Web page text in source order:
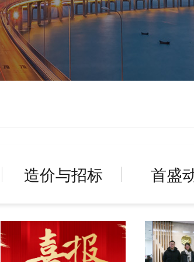
造价与招标 首盛